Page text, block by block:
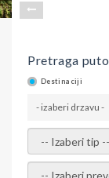
Pretraga
Destinaciji
- izaberi drzavu -
- izaberi tip -
- izaberi prevoz -